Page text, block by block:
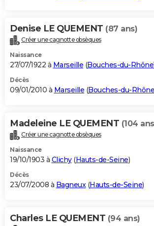
Denise LE QUEMENT (87 ans)
Créer une cagnotte obsèques
Naissance
27/07/1922 à Marseille (Bouches-du-Rhône
Décès
09/01/2010 à Marseille (Bouches-du-Rhône
Madeleine LE QUEMENT (104
Créer une cagnotte obsèques
Naissance
19/10/1903 à Clichy(Hauts-de-Seine)
Décès
23/07/2008 à Bagneux(Hauts-de-Seine)
Charles LE QUEMENT (94 ans)